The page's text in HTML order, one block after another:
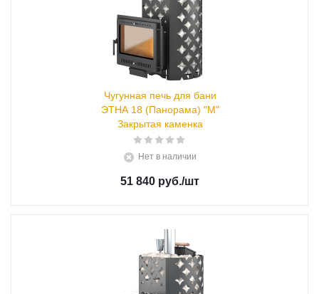
Чугунная печь для бани
ЭТНА 18 (Панорама) "М"
Закрытая каменка
Нет в наличии
51 840 руб./шт